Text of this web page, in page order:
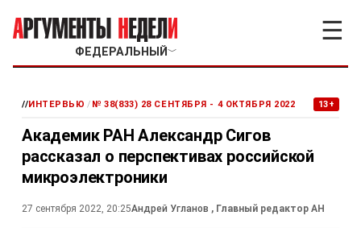
ФЕДЕРАЛЬНЫЙ ﹀
☰
//ИНТЕРВЬЮ / № 38(833) 28 СЕНТЯБРЯ - 4 ОКТЯБРЯ 2022 13+
Академик РАН Александр Сигов
рассказал о перспективах российской
микроэлектроники
27 сентября 2022, 20:25Андрей Угланов , Главный редактор АН